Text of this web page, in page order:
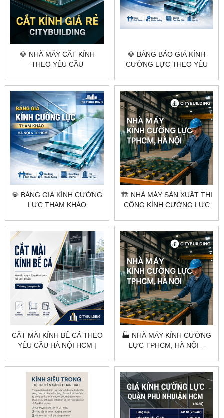
💎 NHÀ MÁY CẮT KÍNH
THEO YÊU CẦU
TP.HCM
💎 BẢNG BÁO GIÁ KÍNH
CƯỜNG LỰC THEO YÊU
TP.HCM
💎 BẢNG GIÁ KÍNH CƯỜNG
LỰC THAM KHẢO
TP.HCM
🏗️ NHÀ MÁY SẢN XUẤT THI
CÔNG KÍNH CƯỜNG LỰC
CITYBUILDING
CẮT MÀI KÍNH BỂ CÁ THEO
YÊU CẦU HÀ NỘI HCM |
🏭 NHÀ MÁY KÍNH CƯỜNG
LỰC TPHCM, HÀ NỘI –